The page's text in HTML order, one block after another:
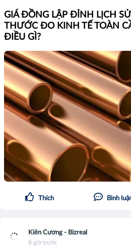
GIÁ ĐỒNG LẬP ĐỈNH LỊCH
THƯỚC ĐO KINH TẾ TOÀN
ĐIỀU GÌ?
Thích Bình
Kiên Cương - Bizreal
8 giờ trước